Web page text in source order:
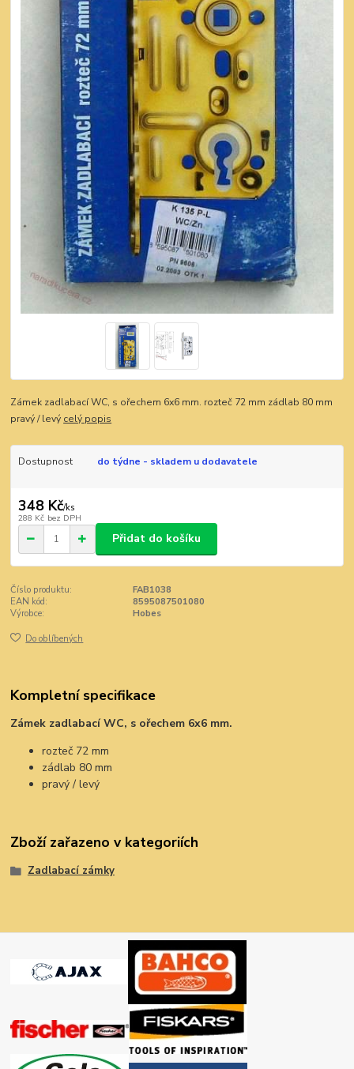
Zámek zadlabací WC, s ořechem 6x6 mm. rozteč 72 mm zádlab 80 mm
pravý / levý celý popis
Dostupnost do týdne - skladem u dodavatele
348 Kč/ks
288 Kč bez DPH
Přidat do košíku
Číslo produktu:
FAB1038
EAN kód:
8595087501080
Výrobce:
Hobes
Do oblíbených
Kompletní specifikace
Zámek zadlabací WC, s ořechem 6x6 mm.
rozteč 72 mm
zádlab 80 mm
pravý / levý
Zboží zařazeno v kategoriích
Zadlabací zámky